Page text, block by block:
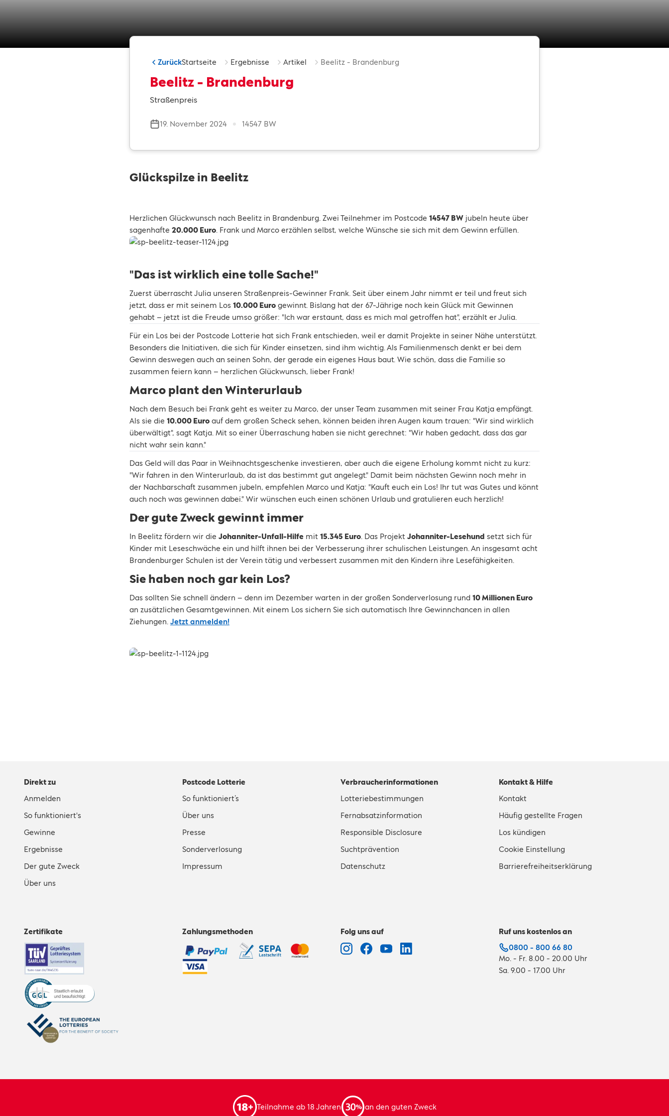
ZurückStartseite Ergebnisse Artikel Beelitz - Brandenburg
Beelitz - Brandenburg
Straßenpreis
19. November 2024 14547 BW
Glückspilze in Beelitz
Herzlichen Glückwunsch nach Beelitz in Brandenburg. Zwei Teilnehmer im Postcode 14547 BW jubeln heute über
sagenhafte 20.000 Euro. Frank und Marco erzählen selbst, welche Wünsche sie sich mit dem Gewinn erfüllen.
"Das ist wirklich eine tolle Sache!"
Zuerst überrascht Julia unseren Straßenpreis-Gewinner Frank. Seit über einem Jahr nimmt er teil und freut sich
jetzt, dass er mit seinem Los 10.000 Euro gewinnt. Bislang hat der 67-Jährige noch kein Glück mit Gewinnen
gehabt – jetzt ist die Freude umso größer: "Ich war erstaunt, dass es mich mal getroffen hat", erzählt er Julia.
Für ein Los bei der Postcode Lotterie hat sich Frank entschieden, weil er damit Projekte in seiner Nähe unterstützt.
Besonders die Initiativen, die sich für Kinder einsetzen, sind ihm wichtig. Als Familienmensch denkt er bei dem
Gewinn deswegen auch an seinen Sohn, der gerade ein eigenes Haus baut. Wie schön, dass die Familie so
zusammen feiern kann – herzlichen Glückwunsch, lieber Frank!
Marco plant den Winterurlaub
Nach dem Besuch bei Frank geht es weiter zu Marco, der unser Team zusammen mit seiner Frau Katja empfängt.
Als sie die 10.000 Euro auf dem großen Scheck sehen, können beiden ihren Augen kaum trauen: "Wir sind wirklich
überwältigt", sagt Katja. Mit so einer Überraschung haben sie nicht gerechnet: "Wir haben gedacht, dass das gar
nicht wahr sein kann."
Das Geld will das Paar in Weihnachtsgeschenke investieren, aber auch die eigene Erholung kommt nicht zu kurz:
"Wir fahren in den Winterurlaub, da ist das bestimmt gut angelegt." Damit beim nächsten Gewinn noch mehr in
der Nachbarschaft zusammen jubeln, empfehlen Marco und Katja: "Kauft euch ein Los! Ihr tut was Gutes und könnt
auch noch was gewinnen dabei." Wir wünschen euch einen schönen Urlaub und gratulieren euch herzlich!
Der gute Zweck gewinnt immer
In Beelitz fördern wir die Johanniter-Unfall-Hilfe mit 15.345 Euro. Das Projekt Johanniter-Lesehund setzt sich für
Kinder mit Leseschwäche ein und hilft ihnen bei der Verbesserung ihrer schulischen Leistungen. An insgesamt acht
Brandenburger Schulen ist der Verein tätig und verbessert zusammen mit den Kindern ihre Lesefähigkeiten.
Sie haben noch gar kein Los?
Das sollten Sie schnell ändern – denn im Dezember warten in der großen Sonderverlosung rund 10 Millionen Euro
an zusätzlichen Gesamtgewinnen. Mit einem Los sichern Sie sich automatisch Ihre Gewinnchancen in allen
Ziehungen. Jetzt anmelden!
Direkt zu
Anmelden
So funktioniert's
Gewinne
Ergebnisse
Der gute Zweck
Über uns
Postcode Lotterie
So funktioniert’s
Über uns
Presse
Sonderverlosung
Impressum
Verbraucherinformationen
Lotteriebestimmungen
Fernabsatzinformation
Responsible Disclosure
Suchtprävention
Datenschutz
Kontakt & Hilfe
Kontakt
Häufig gestellte Fragen
Los kündigen
Cookie Einstellung
Barrierefreiheitserklärung
Zertifikate Zahlungsmethoden Folg uns auf
Ruf uns kostenlos an
0800 - 800 66 80
Mo. - Fr. 8.00 - 20.00 Uhr
Sa. 9.00 - 17.00 Uhr
Teilnahme ab 18 Jahren an den guten Zweck